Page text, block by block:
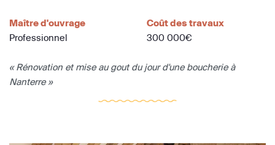
Maître d'ouvrage
Professionnel
Coût des travaux
300 000€
« Rénovation et mise au gout du jour d'une boucherie à
Nanterre »